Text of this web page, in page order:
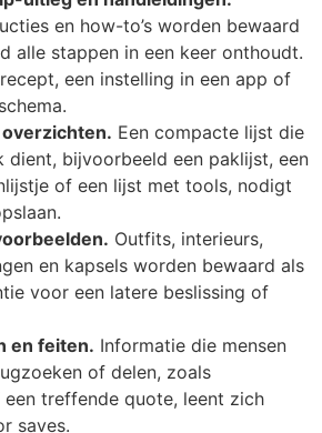
en how-to’s worden bewaard
alle stappen in een keer onthoudt.
een instelling in een app of
Een compacte lijst die
dient, bijvoorbeeld een paklijst, een
of een lijst met tools, nodigt
Outfits, interieurs,
en kapsels worden bewaard als
voor een latere beslissing of
en feiten. Informatie die mensen
of delen, zoals
treffende quote, leent zich
saves.